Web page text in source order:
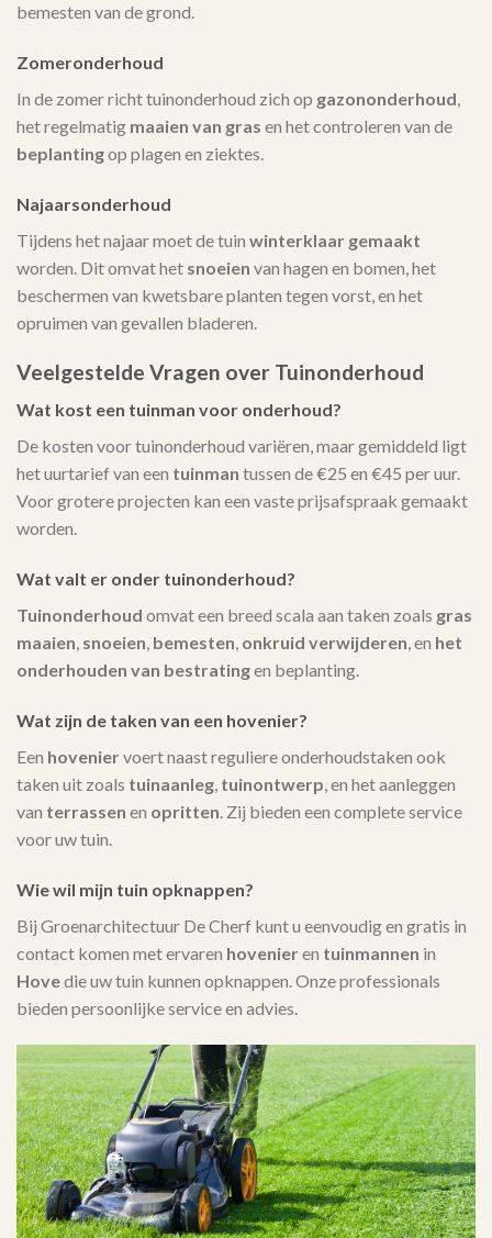
bemesten van de grond.
Zomeronderhoud
In de zomer richt tuinonderhoud zich op gazononderhoud,
het regelmatig maaien van gras en het controleren van de
beplantingop plagen en ziektes.
Najaarsonderhoud
Tijdens het najaar moet de tuin winterklaar gemaakt
worden. Dit omvat het snoeien van hagen en bomen, het
beschermen van kwetsbare planten tegen vorst, en het
opruimen van gevallen bladeren.
Veelgestelde Vragen over Tuinonderhoud
Wat kost een tuinman voor onderhoud?
De kosten voor tuinonderhoud variëren, maar gemiddeld ligt
het uurtarief van een tuinman tussen de €25 en €45 per uur.
Voor grotere projecten kan een vaste prijsafspraak gemaakt
worden.
Wat valt er onder tuinonderhoud?
Tuinonderhoud omvat een breed scala aan taken zoals gras
maaien, snoeien, bemesten, onkruid verwijderen, en het
onderhouden van bestratingen beplanting.
Wat zijn de taken van een hovenier?
Een hoveniervoert naast reguliere onderhoudstaken ook
taken uit zoals tuinaanleg, tuinontwerp, en het aanleggen
van terrassen en opritten. Zij bieden een complete service
voor uw tuin.
Wie wil mijn tuin opknappen?
Bij Groenarchitectuur De Cherf kunt u eenvoudig en gratis in
contact komen met ervaren hovenieren tuinmannen in
Hovedie uw tuin kunnen opknappen. Onze professionals
bieden persoonlijke service en advies.